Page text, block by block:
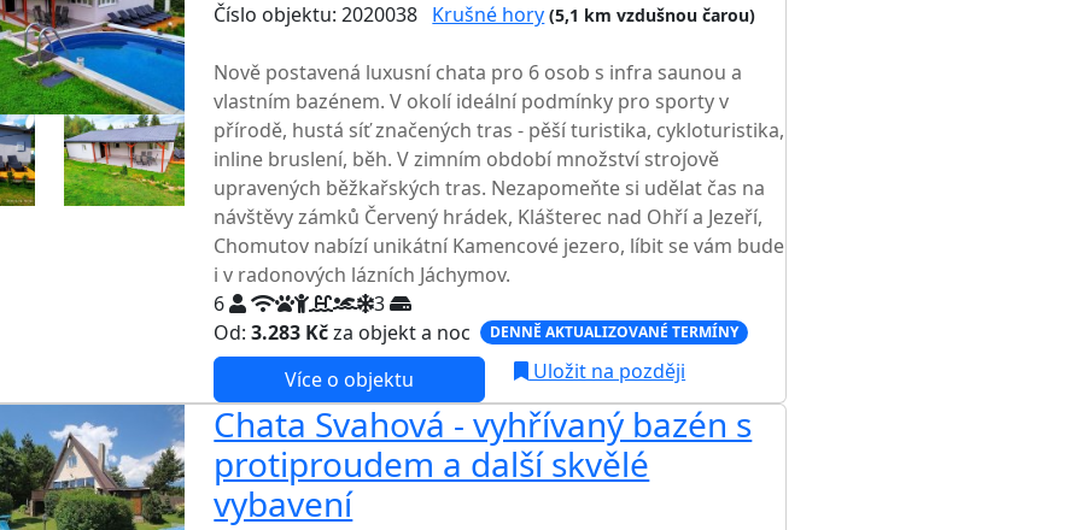
Číslo objektu: 2020038 Krušné hory (5,1 km vzdušnou čarou)
Nově postavená luxusní chata pro 6 osob s infra saunou a
vlastním bazénem. V okolí ideální podmínky pro sporty v
přírodě, hustá síť značených tras - pěší turistika, cykloturistika,
inline bruslení, běh. V zimním období množství strojově
upravených běžkařských tras. Nezapomeňte si udělat čas na
návštěvy zámků Červený hrádek, Klášterec nad Ohří a Jezeří,
Chomutov nabízí unikátní Kamencové jezero, líbit se vám bude
i v radonových lázních Jáchymov.
6
3
Od:3.283 Kčza objekt a noc DENNĚ AKTUALIZOVANÉ TERMÍNY
Více o objektu Uložit na později
Chata Svahová - vyhřívaný bazén s
protiproudem a další skvělé
vybavení